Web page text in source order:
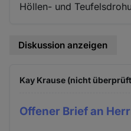
Höllen- und
Diskussion anzeigen
Kay Krause (nicht
Offener Brief an